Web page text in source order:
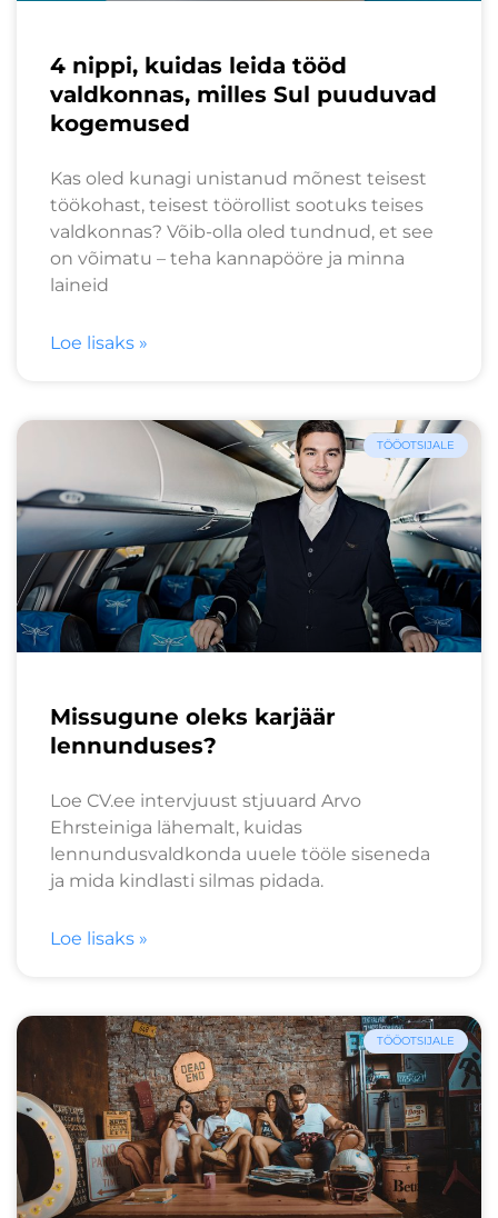
4 nippi, kuidas leida tööd
valdkonnas, milles Sul puuduvad
kogemused
Kas oled kunagi unistanud mõnest teisest
töökohast, teisest töörollist sootuks teises
valdkonnas? Võib-olla oled tundnud, et see
on võimatu – teha kannapööre ja minna
laineid
Loe lisaks »
TÖÖOTSIJALE
Missugune oleks karjäär
lennunduses?
Loe CV.ee intervjuust stjuuard Arvo
Ehrsteiniga lähemalt, kuidas
lennundusvaldkonda uuele tööle siseneda
ja mida kindlasti silmas pidada.
Loe lisaks »
TÖÖOTSIJALE